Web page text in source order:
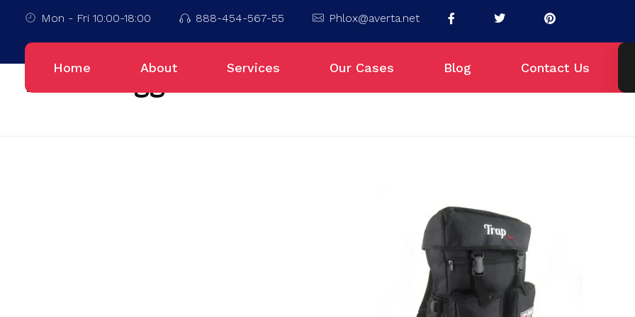
Mon - Fri 10:00-18:00 888-454-567-55 Phlox@averta.net
Home About Services Our Cases Blog Contact Us
Home Jakarta Timur
Posts tagged: Jakarta Timur